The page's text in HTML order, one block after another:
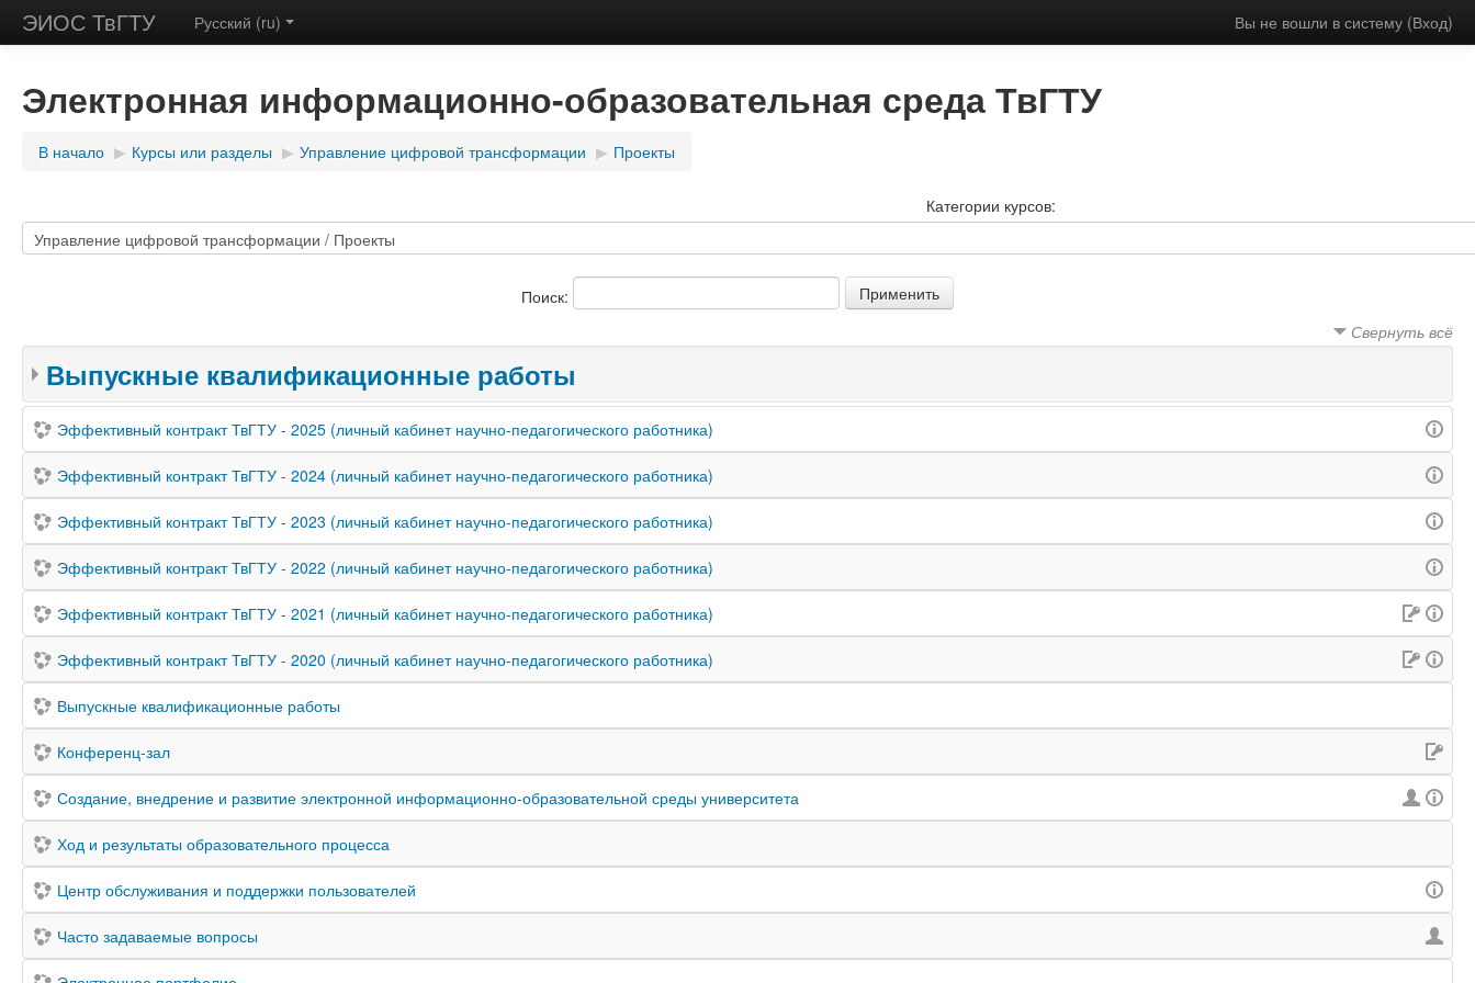
ЭИОС ТвГТУ Вы не вошли в систему (Вход)
Русский (ru)
Электронная информационно-образовательная среда ТвГТУ
В начало ▶ Курсы или разделы ▶ Управление цифровой трансформации ▶ Проекты
Категории курсов:
Поиск:
Свернуть всё
Выпускные квалификационные работы
Эффективный контракт ТвГТУ - 2025 (личный кабинет научно-педагогического работника)
Эффективный контракт ТвГТУ - 2024 (личный кабинет научно-педагогического работника)
Эффективный контракт ТвГТУ - 2023 (личный кабинет научно-педагогического работника)
Эффективный контракт ТвГТУ - 2022 (личный кабинет научно-педагогического работника)
Эффективный контракт ТвГТУ - 2021 (личный кабинет научно-педагогического работника)
Эффективный контракт ТвГТУ - 2020 (личный кабинет научно-педагогического работника)
Выпускные квалификационные работы
Конференц-зал
Создание, внедрение и развитие электронной информационно-образовательной среды университета
Ход и результаты образовательного процесса
Центр обслуживания и поддержки пользователей
Часто задаваемые вопросы